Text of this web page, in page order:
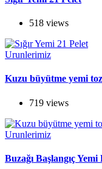
518 views
Urunlerimiz
Kuzu büyütme yemi toz
719 views
Urunlerimiz
Buzağı Başlangıç Yemi